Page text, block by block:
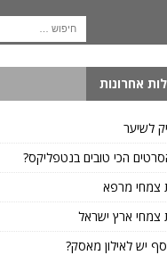
אחרונות
לשיער
הכי טובים בנטפליקס?
צמחי מרפא
צמחי ארץ ישראל
יש לאילון מאסק?